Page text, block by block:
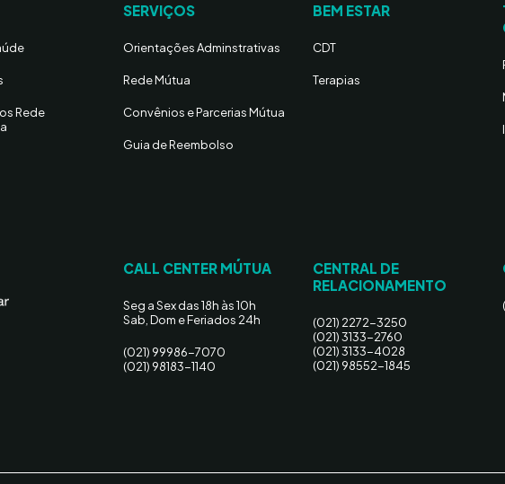
Rede
SERVIÇOS
Orientações Adminstrativas
Rede Mútua
Convênios e Parcerias Mútua
Guia de Reembolso
BEM ESTAR
CDT
Terapias
CALL CENTER MÚTUA
Seg a Sex das 18h às 10h
Sab, Dom e Feriados 24h
(021) 99986-7070
(021) 98183-1140
CENTRAL DE
RELACIONAMENTO
(021) 2272-3250
(021) 3133-2760
(021) 3133-4028
(021) 98552-1845